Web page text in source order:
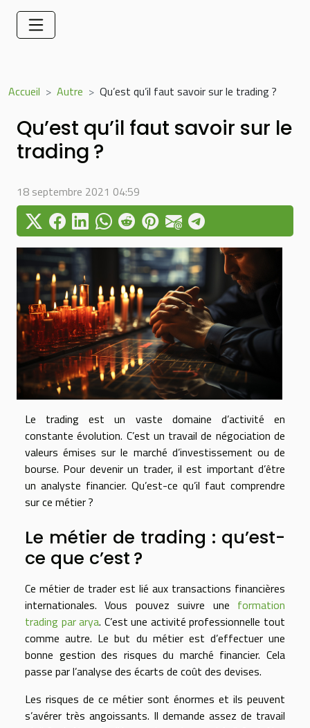
Accueil Autre Qu’est qu’il faut savoir sur le trading ?
Qu’est qu’il faut savoir sur le
trading ?
18 septembre 2021 04:59
Le trading est un vaste domaine d’activité en
constante évolution. C’est un travail de négociation de
valeurs émises sur le marché d’investissement ou de
bourse. Pour devenir un trader, il est important d’être
un analyste financier. Qu’est-ce qu’il faut comprendre
sur ce métier ?
Le métier de trading : qu’est-
ce que c’est ?
Ce métier de trader est lié aux transactions financières
internationales. Vous pouvez suivre une formation
trading par arya. C’est une activité professionnelle tout
comme autre. Le but du métier est d’effectuer une
bonne gestion des risques du marché financier. Cela
passe par l’analyse des écarts de coût des devises.
Les risques de ce métier sont énormes et ils peuvent
s’avérer très angoissants. Il demande assez de travail